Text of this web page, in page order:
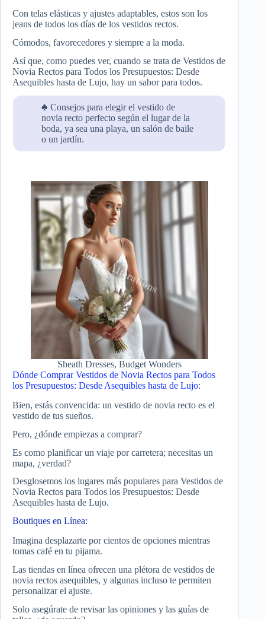
Con telas elásticas y ajustes adaptables, estos son los
jeans de todos los días de los vestidos rectos.
Cómodos, favorecedores y siempre a la moda.
Así que, como puedes ver, cuando se trata de Vestidos de
Novia Rectos para Todos los Presupuestos: Desde
Asequibles hasta de Lujo, hay un sabor para todos.
♣ Consejos para elegir el vestido de
novia recto perfecto según el lugar de la
boda, ya sea una playa, un salón de baile
o un jardín.
Sheath Dresses, Budget Wonders
Dónde Comprar Vestidos de Novia Rectos para Todos
los Presupuestos: Desde Asequibles hasta de Lujo:
Bien, estás convencida: un vestido de novia recto es el
vestido de tus sueños.
Pero, ¿dónde empiezas a comprar?
Es como planificar un viaje por carretera; necesitas un
mapa, ¿verdad?
Desglosemos los lugares más populares para Vestidos de
Novia Rectos para Todos los Presupuestos: Desde
Asequibles hasta de Lujo.
Boutiques en Línea:
Imagina desplazarte por cientos de opciones mientras
tomas café en tu pijama.
Las tiendas en línea ofrecen una plétora de vestidos de
novia rectos asequibles, y algunas incluso te permiten
personalizar el ajuste.
Solo asegúrate de revisar las opiniones y las guías de